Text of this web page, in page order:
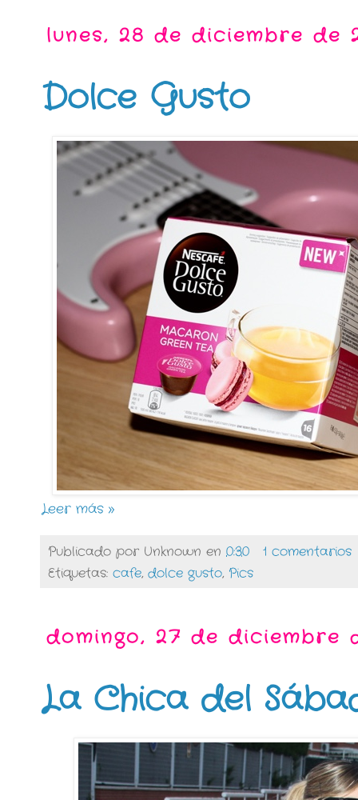
lunes, 28 de diciembre de
Dolce Gusto
Leer más »
Publicado por Unknown en 0:30
1 comentarios
Etiquetas: cafe, dolce gusto, Pics
domingo, 27 de diciembre
La Chica del